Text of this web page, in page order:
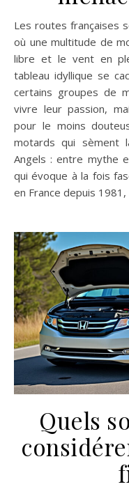
Les routes françaises sont comme des scènes de cinéma,
où une multitude de
libre et le vent en
tableau idyllique se
certains groupes de
vivre leur passion,
pour le moins
motards qui sèment
Angels : entre mythe
qui évoque à la fois
en France depuis
Quels